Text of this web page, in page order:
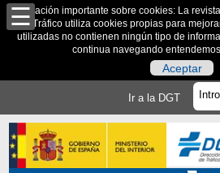
Información importante sobre cookies: La
de Tráfico utiliza cookies propias para
utilizadas no contienen ningún tipo de
continua navegando
Aceptar
Ir a la DGT